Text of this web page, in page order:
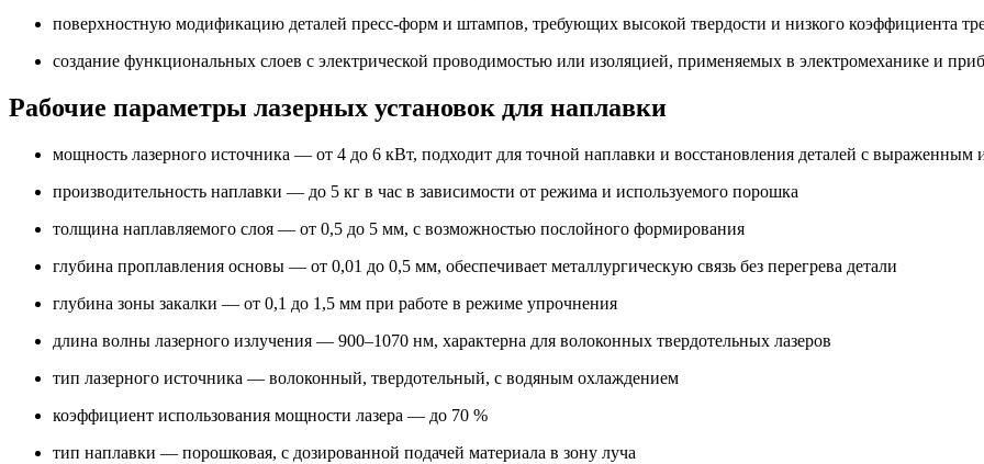
поверхностную модификацию деталей пресс-форм и штампов, требующих высокой твердости и низкого коэффициента
создание функциональных слоев с электрической проводимостью или изоляцией, применяемых в электромеханике и
Рабочие параметры лазерных установок для наплавки
мощность лазерного источника — от 4 до 6 кВт, подходит для точной наплавки и восстановления деталей с выраженным
производительность наплавки — до 5 кг в час в зависимости от режима и используемого порошка
толщина наплавляемого слоя — от 0,5 до 5 мм, с возможностью послойного формирования
глубина проплавления основы — от 0,01 до 0,5 мм, обеспечивает металлургическую связь без перегрева детали
глубина зоны закалки — от 0,1 до 1,5 мм при работе в режиме упрочнения
длина волны лазерного излучения — 900–1070 нм, характерна для волоконных твердотельных лазеров
тип лазерного источника — волоконный, твердотельный, с водяным охлаждением
коэффициент использования мощности лазера — до 70 %
тип наплавки — порошковая, с дозированной подачей материала в зону луча